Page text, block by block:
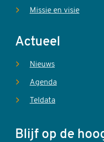
Missie en visie
Actueel
Nieuws
Agenda
Teldata
Blijf op de